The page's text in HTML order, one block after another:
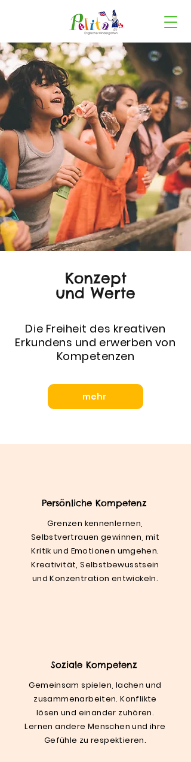
Konzept
und Werte
Die Freiheit des kreativen
Erkundens und erwerben von
Kompetenzen
mehr
Persönliche Kompetenz
Grenzen kennenlernen,
Selbstvertrauen gewinnen, mit
Kritik und Emotionen umgehen.
Kreativität, Selbstbewusstsein
und Konzentration entwickeln.
Soziale Kompetenz
Gemeinsam spielen, lachen und
zusammenarbeiten. Konflikte
lösen und einander zuhören.
Lernen andere Menschen und ihre
Gefühle zu respektieren.